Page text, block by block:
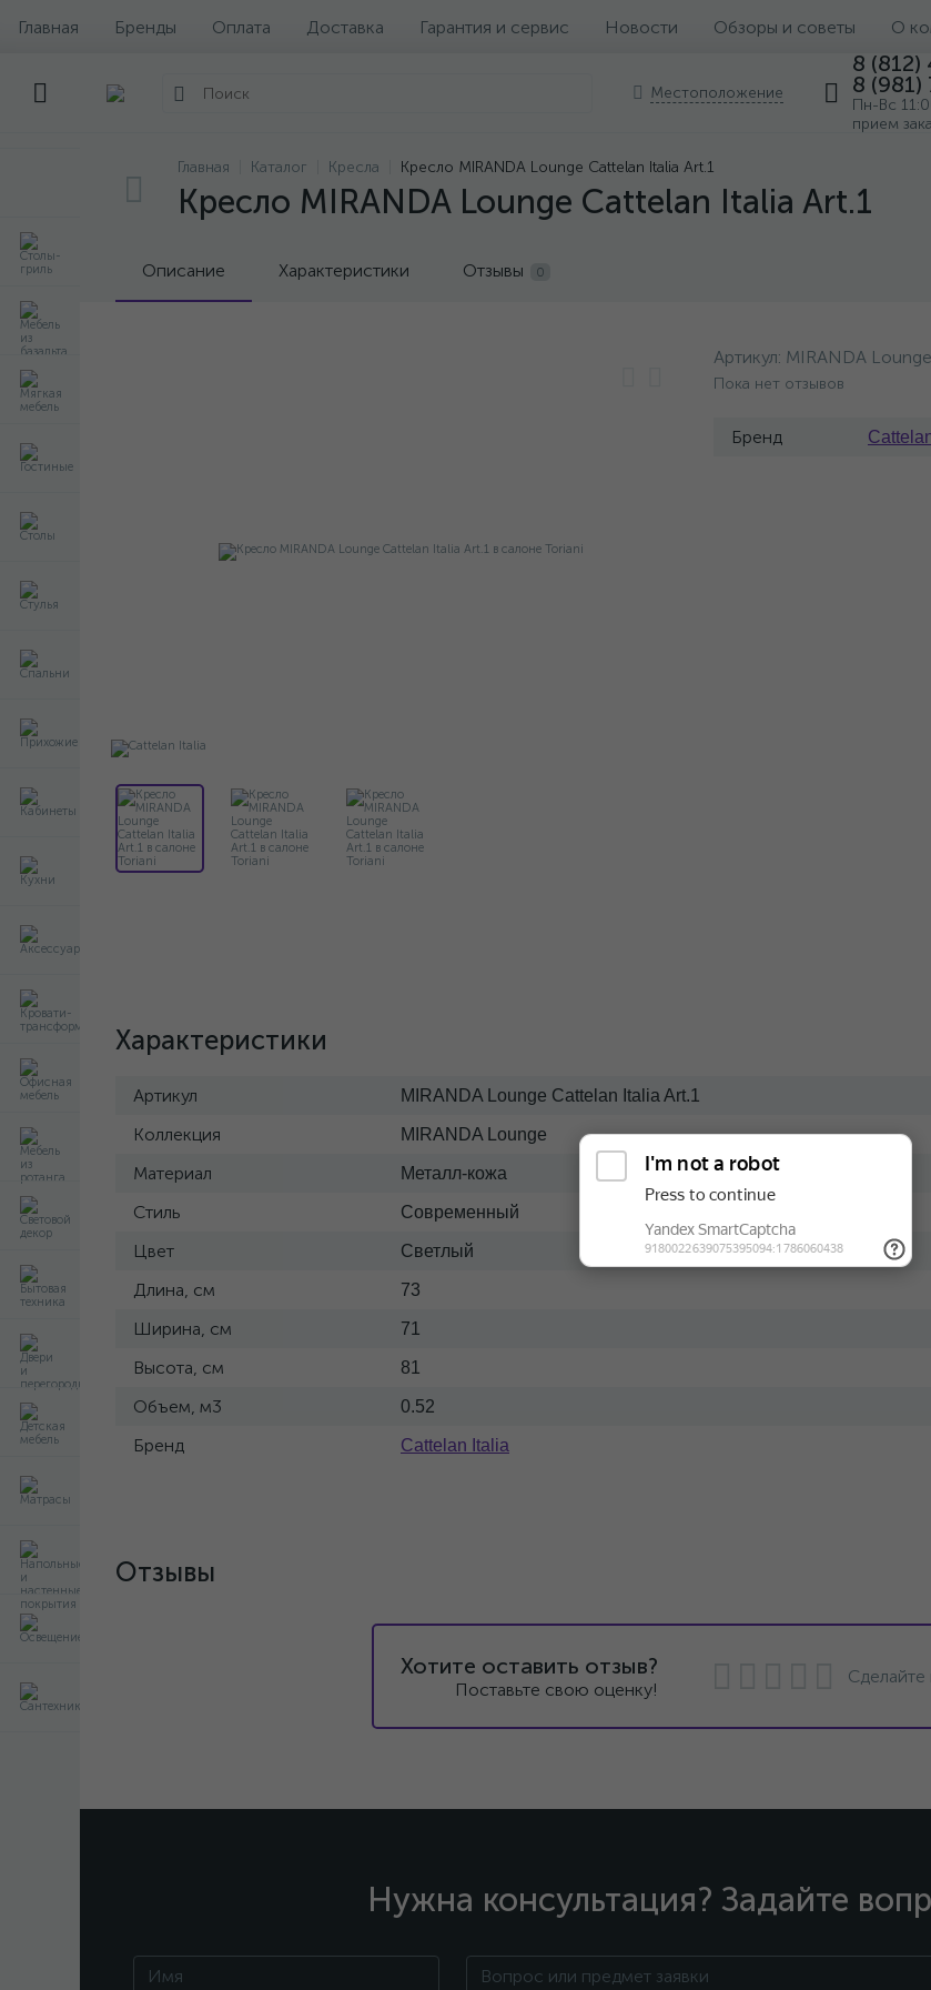
Главная Бренды Оплата Доставка Гарантия и сервис Новости Обзоры и советы О
Местоположение
8 (812)
8 (981)
Пн-Вс
прием
Главная Каталог Кресла Кресло MIRANDA Lounge Cattelan Italia Art.1
Кресло MIRANDA Lounge Cattelan Italia Art.1
Описание Характеристики Отзывы 0
Артикул: MIRANDA
Пока нет отзывов
Бренд
Характеристики
Артикул MIRANDA Lounge Cattelan Italia Art.1
Коллекция MIRANDA Lounge
Материал Металл-кожа
Стиль Современный
Цвет Светлый
Длина, см 73
Ширина, см 71
Высота, см 81
Объем, м3 0.52
Бренд Cattelan Italia
Отзывы
Хотите оставить отзыв?
Поставьте свою оценку!
Сделайте
Нужна консультация? Задайте